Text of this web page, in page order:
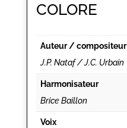
COLORE
Auteur / compositeur
J.P. Nataf / J.C. Urbain
Harmonisateur
Brice Baillon
Voix